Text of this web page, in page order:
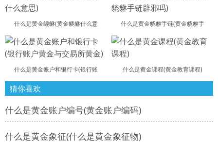
什么是黄金貔貅(黄金貔貅什么意 什么是黄金貔貅手链(黄金貔貅手
什么是黄金账户和银行卡(银行账 什么是黄金课程(黄金教育课程)
猜你喜欢
什么是黄金账户编号(黄金账户编码)
什么是黄金象征(什么是黄金象征物)